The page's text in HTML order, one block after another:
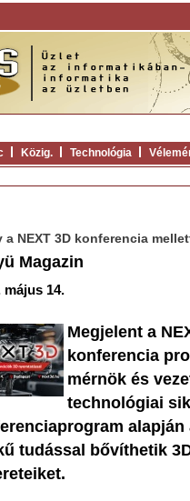
Közig. Technológia
a NEXT 3D konferencia
Magazin
május 14.
Megjelent a
konferencia
mérnök és
technológiai
tudással bővíthetik